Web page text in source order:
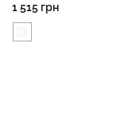
1 515 грн